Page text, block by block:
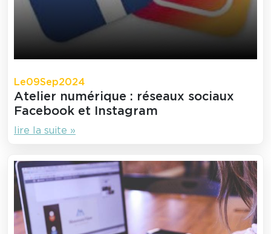
Le09Sep2024
Atelier numérique : réseaux sociaux
Facebook et Instagram
lire la suite »